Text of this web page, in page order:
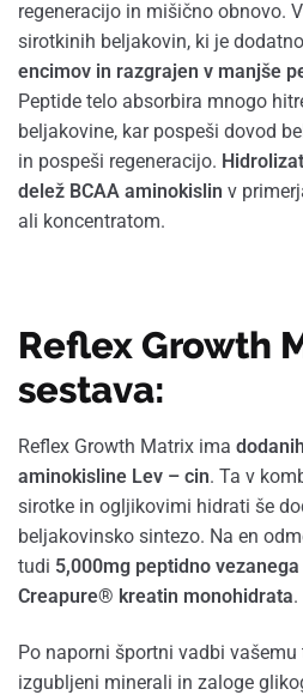
regeneracijo in mišično obnovo.
sirotkinih beljakovin, ki je dodatno
encimov in razgrajen v manjše
Peptide telo absorbira mnogo
beljakovine, kar pospeši dovod
in pospeši regeneracijo.
delež BCAA aminokislin v
ali koncentratom.
Reflex Growth
sestava:
Reflex Growth Matrix ima
aminokisline Lev – cin. Ta v
sirotke in ogljikovimi hidrati še
beljakovinsko sintezo. Na en
tudi 5,000mg peptidno
Creapure® kreatin monohidrata.
Po naporni športni vadbi
izgubljeni minerali in zaloge